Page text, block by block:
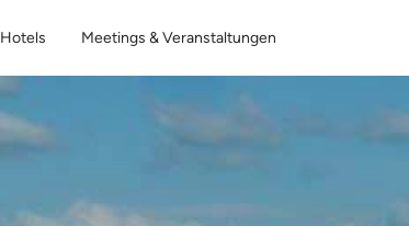
Hotels Meetings & Veranstaltungen